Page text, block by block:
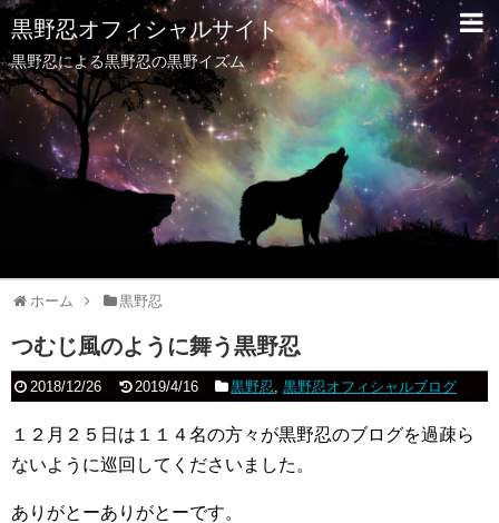
黒野忍オフィシャルサイト
黒野忍による黒野忍の黒野イズム
ホーム 黒野忍
つむじ風のように舞う黒野忍
2018/12/26 2019/4/16 黒野忍,黒野忍オフィシャルブログ
１２月２５日は１１４名の方々が黒野忍のブログを過疎ら
ないように巡回してくださいました。
ありがとーありがとーです。